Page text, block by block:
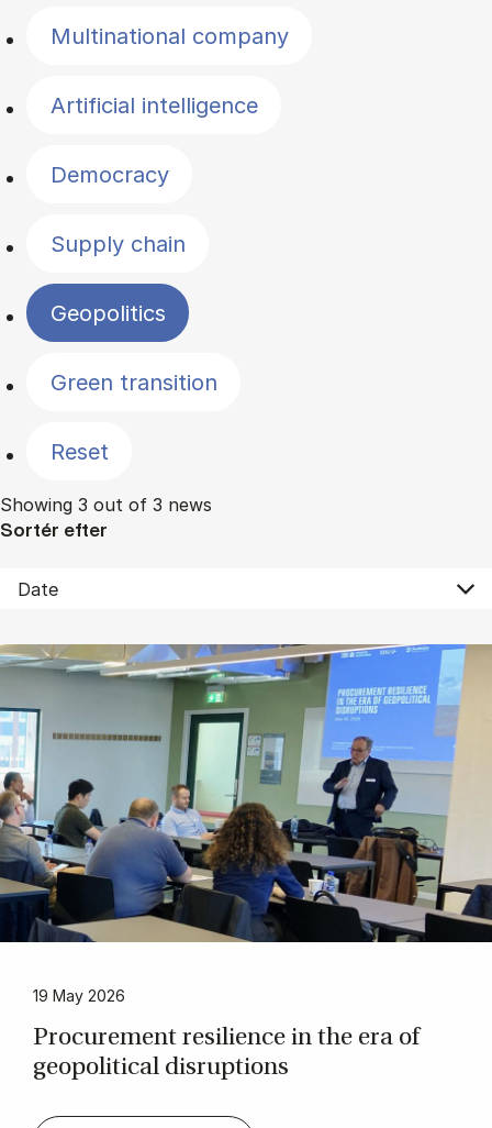
Multinational company
Artificial intelligence
Democracy
Supply chain
Geopolitics
Green transition
Reset
Showing 3 out of 3 news
Sortér efter
19 May 2026
Pro­cure­ment re­si­li­ence in the era of
geo­pol­it­ic­al dis­rup­tions